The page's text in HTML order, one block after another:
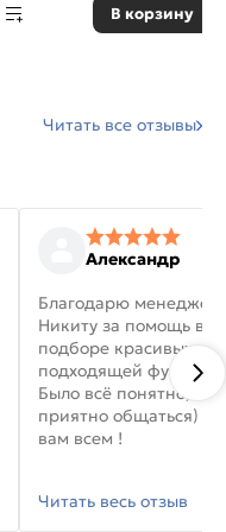
В корзину
Читать все отзывы
Александр
Благодарю
Никиту за помощь в
подборе красивых
подходящей
Было всё понятно, и
приятно общаться)
вам всем !
Читать весь отзыв